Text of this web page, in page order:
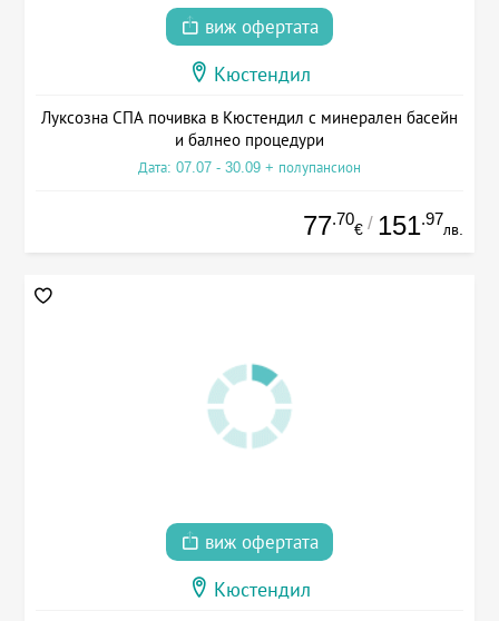
виж офертата
Кюстендил
Луксозна СПА почивка в Кюстендил с минерален басейн
и балнео процедури
Дата: 07.07 - 30.09 + полупансион
77.70
€ / 151.97
лв.
виж офертата
Кюстендил